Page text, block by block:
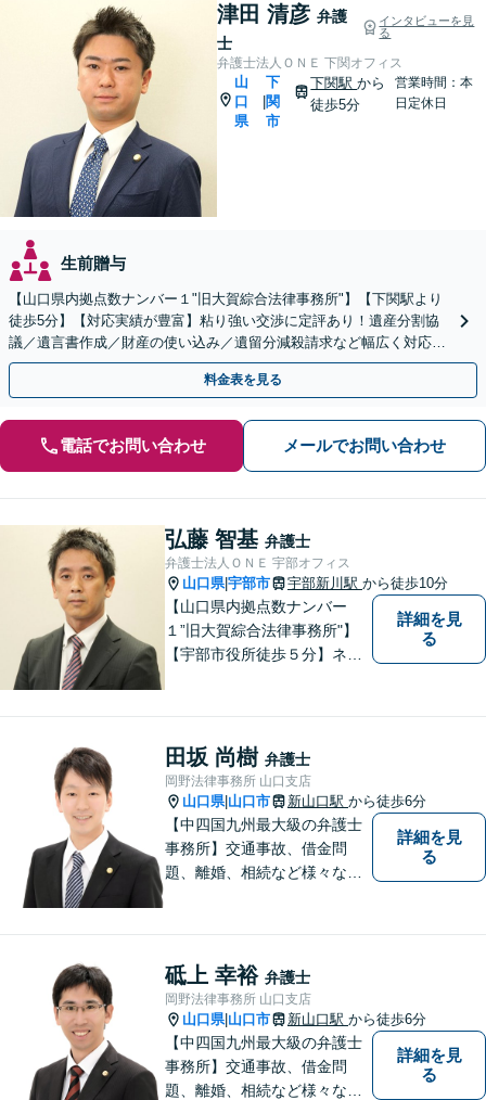
津田 清彦 弁護
士
インタビューを見
る
弁護士法人ＯＮＥ 下関オフィス
山
口
県
下
関
市
下関駅から
徒歩5分
営業時間：本
日定休日
生前贈与
【山口県内拠点数ナンバー１"旧大賀綜合法律事務所"】【下関駅より
徒歩5分】【対応実績が豊富】粘り強い交渉に定評あり！遺産分割協
議／遺言書作成／財産の使い込み／遺留分減殺請求など幅広く対応い
たします。【周辺士業と連携】【当日相談OK】
料金表を見る
電話でお問い合わせ メールでお問い合わせ
弘藤 智基 弁護士
弁護士法人ＯＮＥ 宇部オフィス
山口県|宇部市 宇部新川駅 から徒歩10分
【山口県内拠点数ナンバー
１”旧大賀綜合法律事務所"】
【宇部市役所徒歩５分】ネッ
相談ください。
詳細を見
る
田坂 尚樹 弁護士
岡野法律事務所 山口支店
山口県| 山口市 新山口駅 から徒歩6分
【中四国九州最大級の弁護士
事務所】交通事故、借金問
題、離婚、相続など様々な問
い！
詳細を見
る
砥上 幸裕 弁護士
岡野法律事務所 山口支店
山口県| 山口市 新山口駅 から徒歩6分
【中四国九州最大級の弁護士
事務所】交通事故、借金問
題、離婚、相続など様々な問
詳細を見
る